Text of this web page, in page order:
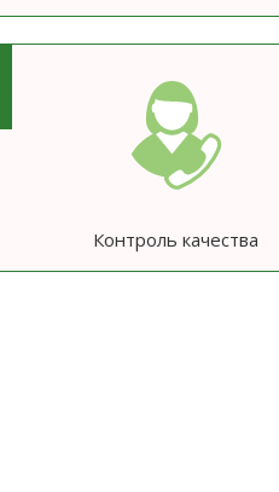
Контроль качества